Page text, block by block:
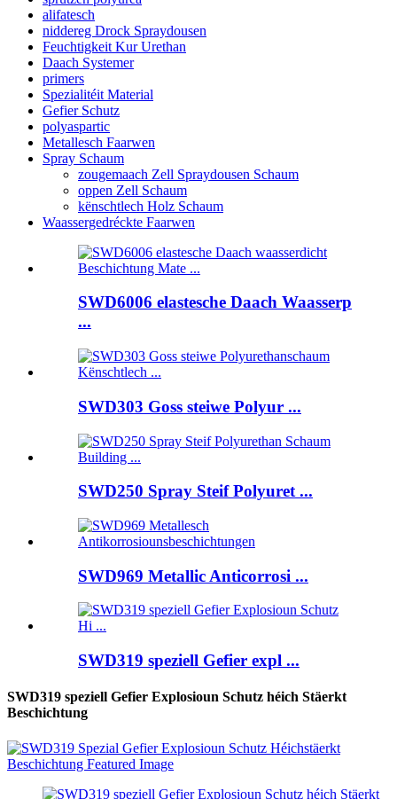
alifatesch
niddereg Drock Spraydousen
Feuchtigkeit Kur Urethan
Daach Systemer
primers
Spezialitéit Material
Gefier Schutz
polyaspartic
Metallesch Faarwen
Spray Schaum
zougemaach Zell Spraydousen Schaum
oppen Zell Schaum
kënschtlech Holz Schaum
Waassergedréckte Faarwen
SWD6006 elastesche Daach Waasserp
...
SWD303 Goss steiwe Polyur ...
SWD250 Spray Steif Polyuret ...
SWD969 Metallic Anticorrosi ...
SWD319 speziell Gefier expl ...
SWD319 speziell Gefier Explosioun Schutz héich Stäerkt
Beschichtung